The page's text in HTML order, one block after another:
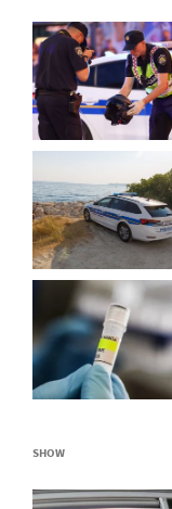
SHOW